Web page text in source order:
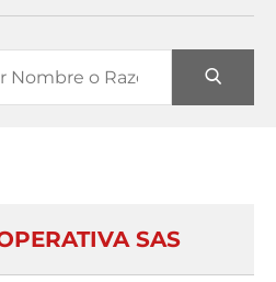
SAS